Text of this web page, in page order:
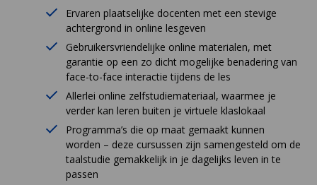
Ervaren plaatselijke docenten met een stevige
achtergrond in online lesgeven
Gebruikersvriendelijke online materialen, met
garantie op een zo dicht mogelijke benadering van
face-to-face interactie tijdens de les
Allerlei online zelfstudiemateriaal, waarmee je
verder kan leren buiten je virtuele klaslokaal
Programma’s die op maat gemaakt kunnen
worden – deze cursussen zijn samengesteld om de
taalstudie gemakkelijk in je dagelijks leven in te
passen